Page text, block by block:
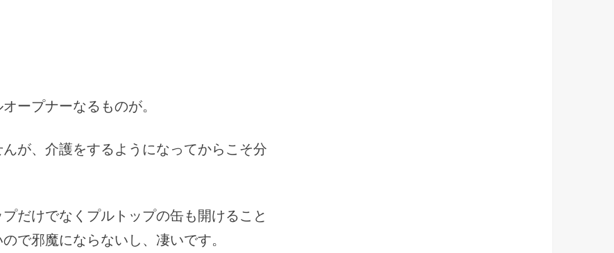
ープナーなるものが。
が、介護をするようになってからこそ分
だけでなくプルトップの缶も開けること
で邪魔にならないし、凄いです。